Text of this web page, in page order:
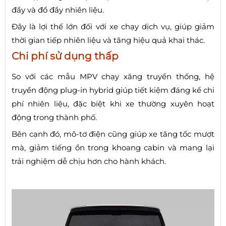
đầy và đổ đầy nhiên liệu.
Đây là lợi thế lớn đối với xe chạy dịch vụ, giúp giảm
thời gian tiếp nhiên liệu và tăng hiệu quả khai thác.
Chi phí sử dụng thấp
So với các mẫu MPV chạy xăng truyền thống, hệ
truyền động plug-in hybrid giúp tiết kiệm đáng kể chi
phí nhiên liệu, đặc biệt khi xe thường xuyên hoạt
động trong thành phố.
Bên cạnh đó, mô-tơ điện cũng giúp xe tăng tốc mượt
mà, giảm tiếng ồn trong khoang cabin và mang lại
trải nghiệm dễ chịu hơn cho hành khách.